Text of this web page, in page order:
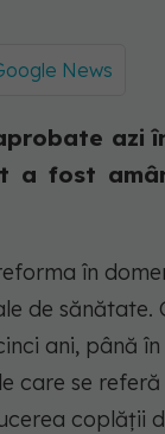
News
azi
a fost
în
de sănătate.
ani, până în
care se referă
coplăţii